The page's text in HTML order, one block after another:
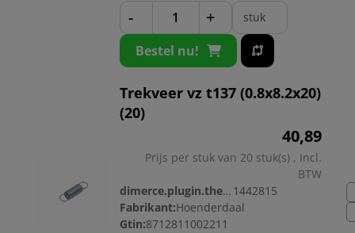
- + stuk
Bestel nu!
Trekveer vz t137 (0.8x8.2x20)
(20)
40,89
Prijs per stuk van 20 stuk(s) , Incl.
BTW
dimerce.plugin.theme.productnr: 1442815
Fabrikant:Hoenderdaal
Gtin:8712811002211